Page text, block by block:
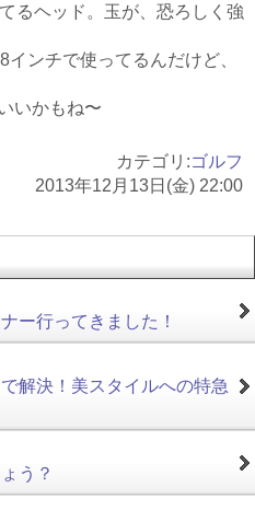
るヘッド。玉が、恐ろしく強
ンチで使ってるんだけど、
いかもね〜
カテゴリ:ゴルフ
2013年12月13日(金) 22:00
ー行ってきました！
解決！美スタイルへの特急
う？